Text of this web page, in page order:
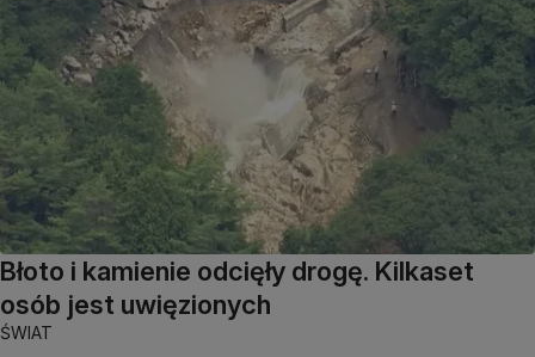
Błoto i kamienie odcięły drogę. Kilkaset
osób jest uwięzionych
ŚWIAT